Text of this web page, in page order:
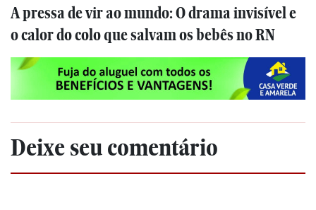
A pressa de vir ao mundo: O drama invisível e
o calor do colo que salvam os bebês no RN
Deixe seu comentário